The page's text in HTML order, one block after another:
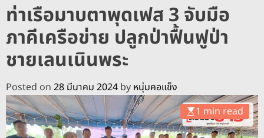
า
ว
c
h
c
o
l
o
r
m
o
d
e
ท่าเรือมาบตาพุดเฟส 3 จับมือ
ภาคีเครือข่าย ปลูกป่าฟื้นฟูป่า
ชายเลนเนินพระ
Posted on 28 มีนาคม 2024 by หนุ่มคอแข็ง
1 min read